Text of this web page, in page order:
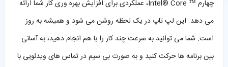
چهارم ™ Intel® Core، عملکردی برای افزایش بهره وری کار شما ارائه
می دهد. این لپ تاپ در یک لحظه روشن می شود و همیشه به روز
است. شما می توانید به سرعت چند کار را با هم انجام دهید، به آسانی
بین برنامه ها حرکت کنید و به صورت بی سیم در تماس های ویدئویی با